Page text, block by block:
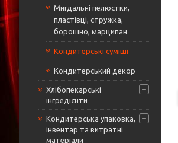
Мигдальні пелюстки,
пластівці, стружка,
борошно, марципан
Кондитерські суміші
Кондитерський декор
Хлібопекарські
інгредієнти
Кондитерська упаковка,
інвентар та витратні
матеріали